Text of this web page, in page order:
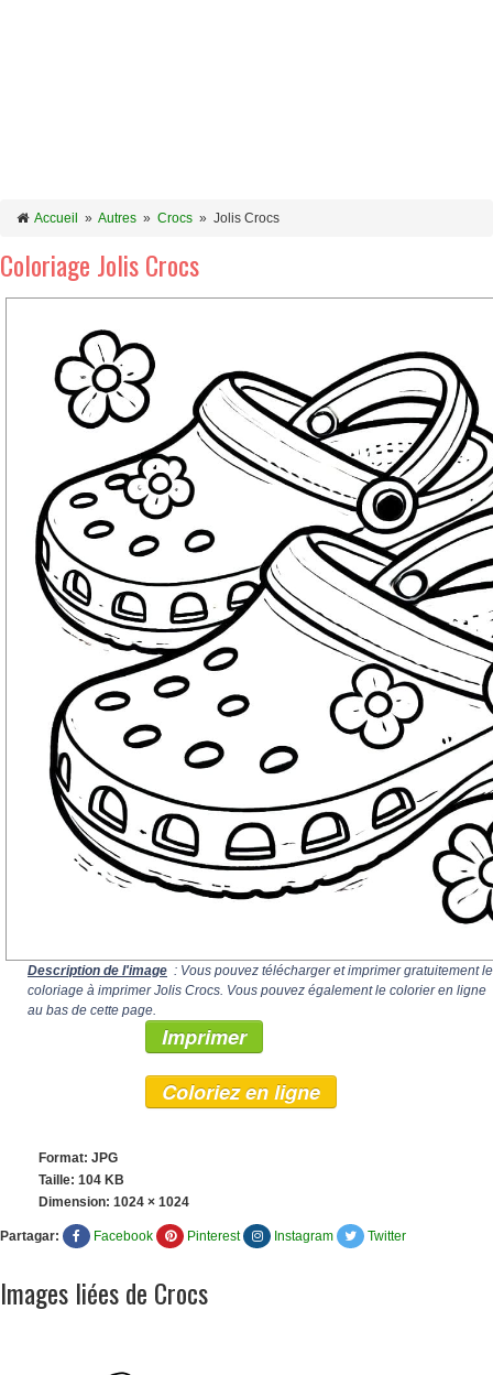
Accueil » Autres » Crocs » Jolis Crocs
Coloriage Jolis Crocs
Description de l'image : Vous pouvez télécharger et imprimer gratuitement le
coloriage à imprimer Jolis Crocs. Vous pouvez également le colorier en ligne
au bas de cette page.
Imprimer
Coloriez en ligne
Format: JPG
Taille: 104 KB
Dimension: 1024 × 1024
Partagar: Facebook Pinterest Instagram Twitter
Images liées de Crocs